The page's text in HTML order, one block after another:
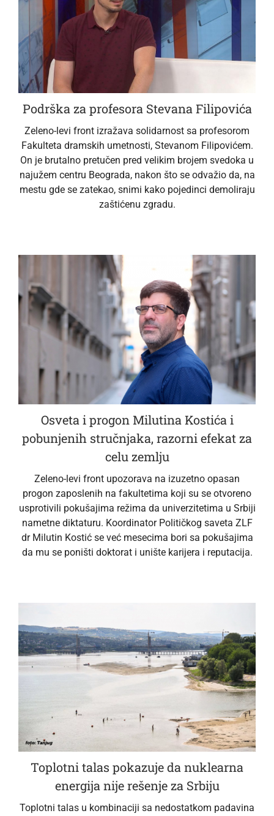
Podrška za profesora Stevana Filipovića
Zeleno-levi front izražava solidarnost sa profesorom
Fakulteta dramskih umetnosti, Stevanom Filipovićem.
On je brutalno pretučen pred velikim brojem svedoka u
najužem centru Beograda, nakon što se odvažio da, na
mestu gde se zatekao, snimi kako pojedinci demoliraju
zaštićenu zgradu.
Osveta i progon Milutina Kostića i
pobunjenih stručnjaka, razorni efekat za
celu zemlju
Zeleno-levi front upozorava na izuzetno opasan
progon zaposlenih na fakultetima koji su se otvoreno
usprotivili pokušajima režima da univerzitetima u Srbiji
nametne diktaturu. Koordinator Političkog saveta ZLF
dr Milutin Kostić se već mesecima bori sa pokušajima
da mu se poništi doktorat i unište karijera i reputacija.
Toplotni talas pokazuje da nuklearna
energija nije rešenje za Srbiju
Toplotni talas u kombinaciji sa nedostatkom padavina